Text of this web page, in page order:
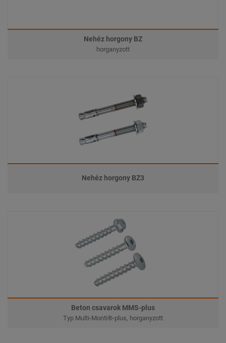
Nehéz horgony BZ
horganyzott
Nehéz horgony BZ3
Beton csavarok MMS-plus
Typ Multi-Monti®-plus, horganyzott